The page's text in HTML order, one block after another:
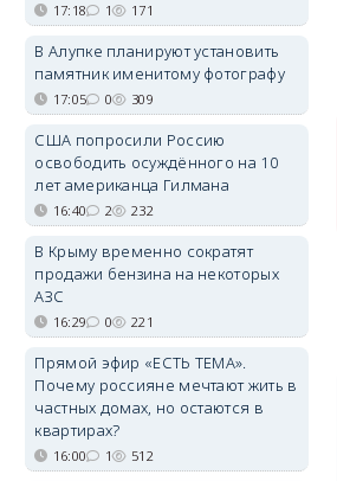
17:18 1 171
В Алупке планируют установить
памятник именитому фотографу
17:05 0 309
США попросили Россию
освободить осуждённого на 10
лет американца Гилмана
16:40 2 232
В Крыму временно сократят
продажи бензина на некоторых
АЗС
16:29 0 221
Прямой эфир «ЕСТЬ ТЕМА».
Почему россияне мечтают жить в
частных домах, но остаются в
квартирах?
16:00 1 512